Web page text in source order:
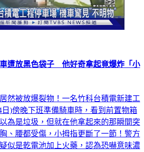
遭放黑色袋子 他好奇拿起竟爆炸「小
然被放爆裂物！一名竹科台積電新建工
)傍晚下班準備騎車時，看到前置物箱
為是垃圾，但就在他拿起來的那瞬間突
、腰都受傷，小拇指更斷了一節！警方
似是乾電池加上火藥，認為恐嚇意味濃